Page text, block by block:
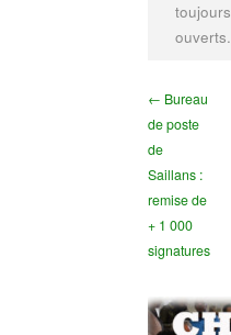
toujours
ouverts.
← Bureau
de poste
de
Saillans :
remise de
+ 1 000
signatures